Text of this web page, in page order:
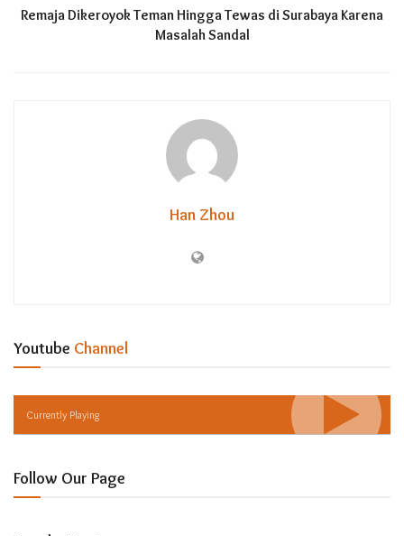
Remaja Dikeroyok Teman Hingga Tewas di Surabaya Karena
Masalah Sandal
Han Zhou
Youtube Channel
Currently Playing
Follow Our Page